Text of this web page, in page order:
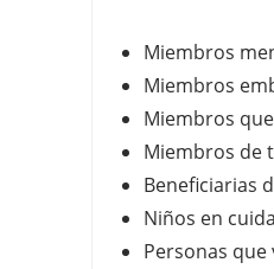
Miembros
Miembros
Miembros
Miembros de
Beneficiarias
Niños en
Personas